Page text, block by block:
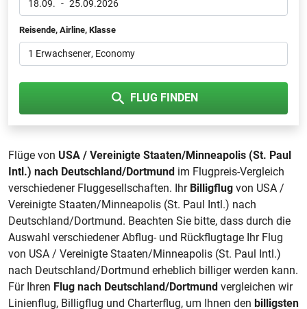
18.09. - 25.09.2026
Reisende, Airline, Klasse
1 Erwachsener, Economy
FLUG FINDEN
Flüge von USA / Vereinigte Staaten/Minneapolis (St. Paul
Intl.) nach Deutschland/Dortmund im Flugpreis-Vergleich
verschiedener Fluggesellschaften. Ihr Billigflug von USA /
Vereinigte Staaten/Minneapolis (St. Paul Intl.) nach
Deutschland/Dortmund. Beachten Sie bitte, dass durch die
Auswahl verschiedener Abflug- und Rückflugtage Ihr Flug
von USA / Vereinigte Staaten/Minneapolis (St. Paul Intl.)
nach Deutschland/Dortmund erheblich billiger werden kann.
Für Ihren Flug nach Deutschland/Dortmund vergleichen wir
Linienflug, Billigflug und Charterflug, um Ihnen den billigsten